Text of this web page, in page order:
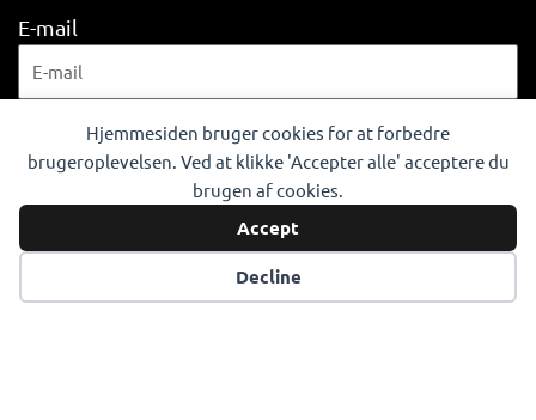
Hjemmesiden bruger cookies for at forbedre
brugeroplevelsen. Ved at klikke 'Accepter alle' acceptere du
brugen af cookies.
Accept
Decline
E-mail
Tilmeld dig nyhedsbrev
FØLG OS
F
c
I
n
s
L
n